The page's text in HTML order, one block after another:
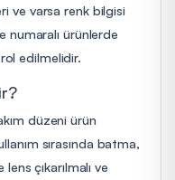
ve varsa renk bilgisi
numaralı ürünlerde
edilmelidir.
düzeni ürün
sırasında batma,
lens çıkarılmalı ve